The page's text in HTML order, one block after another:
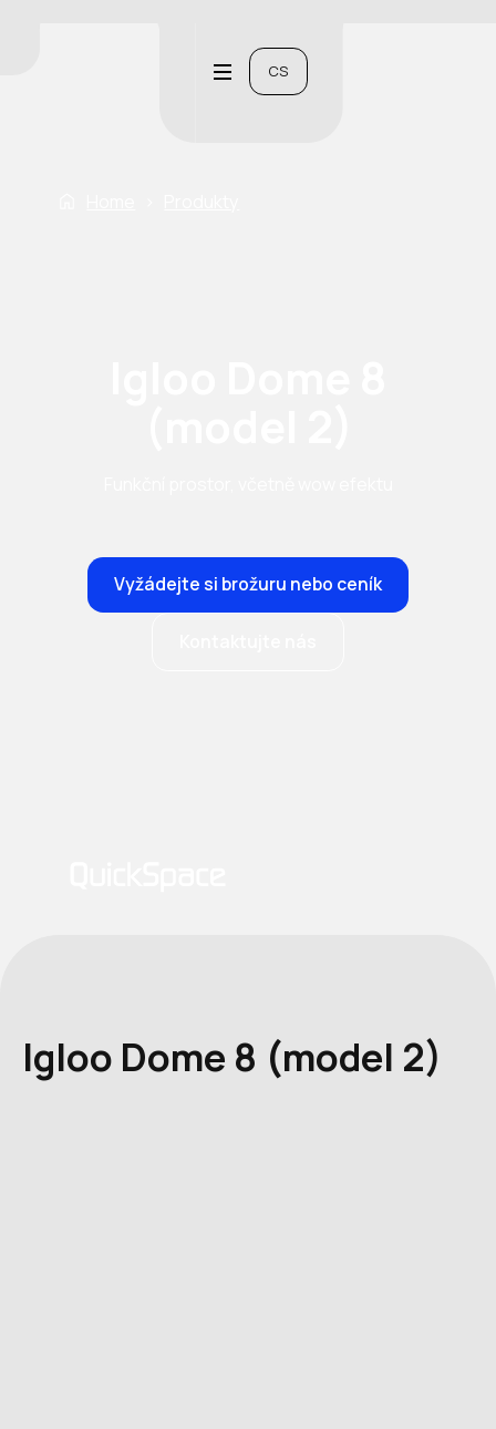
CS
Vyžádejte si brožuru nebo ceník
Igloo Dome 8 (model 2)